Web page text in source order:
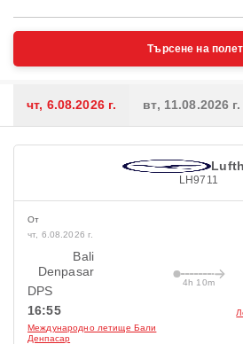
Търсене на
чт, 6.08.2026 г. вт, 11.08.2026 г.
LH9711
От
чт, 6.08.2026 г.
Bali
Denpasar
DPS
16:55
Международно летище Бали
Денпасар
4h 10m